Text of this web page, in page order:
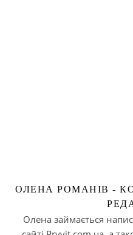
ОЛЕНА РОМАНІВ -
Олена займається